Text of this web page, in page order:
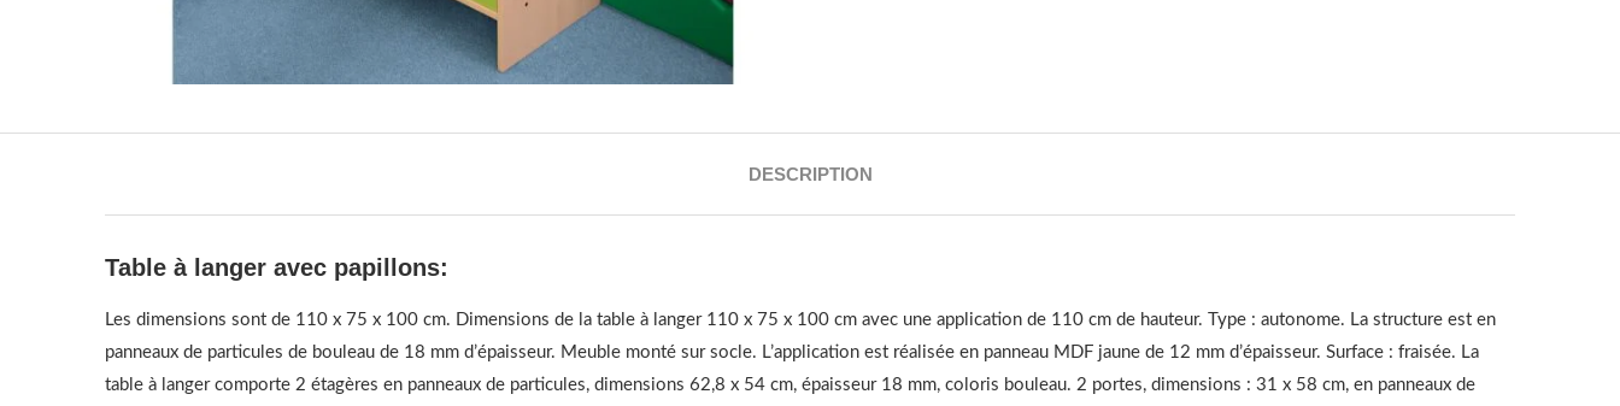
DESCRIPTION
Table à langer avec papillons:
Les dimensions sont de 110 x 75 x 100 cm. Dimensions de la table à langer 110 x 75 x 100 cm avec une application de 110 cm de hauteur. Type : autonome. La structure est en
panneaux de particules de bouleau de 18 mm d’épaisseur. Meuble monté sur socle. L’application est réalisée en panneau MDF jaune de 12 mm d’épaisseur. Surface : fraisée. La
table à langer comporte 2 étagères en panneaux de particules, dimensions 62,8 x 54 cm, épaisseur 18 mm, coloris bouleau. 2 portes, dimensions : 31 x 58 cm, en panneaux de